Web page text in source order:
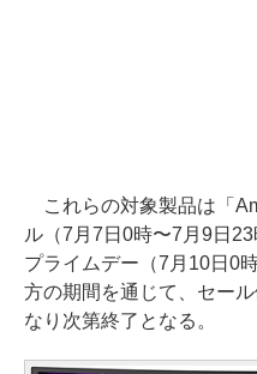
これらの対象製品は「
ル（7月7日0時〜7月9日
プライムデー（7月10日0
方の期間を通じて、セー
なり次第終了となる。